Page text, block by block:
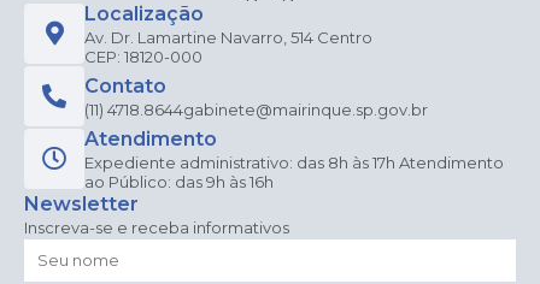
Localização
Av. Dr. Lamartine Navarro, 514 Centro
CEP: 18120-000
Contato
(11) 4718.8644gabinete@mairinque.sp.gov.br
Atendimento
Expediente administrativo: das 8h às 17h Atendimento
ao Público: das 9h às 16h
Newsletter
Inscreva-se e receba informativos